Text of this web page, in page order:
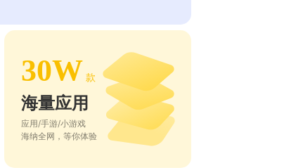
30W 款
海量应用
应用/手游/小游戏
海纳全网，等你体验